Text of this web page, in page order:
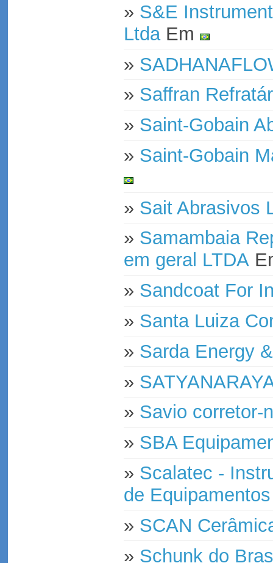
» S&E
LtdaEm
»
» Saffran
» Saint-Gobain
» Saint-Gobain
» Sait Abrasivos
» Samambaia
em geral LTDA
» Sandcoat For
» Santa Luiza
» Sarda Energy
»
» Savio corretor-
» SBA
» Scalatec -
de
» SCAN
» Schunk do